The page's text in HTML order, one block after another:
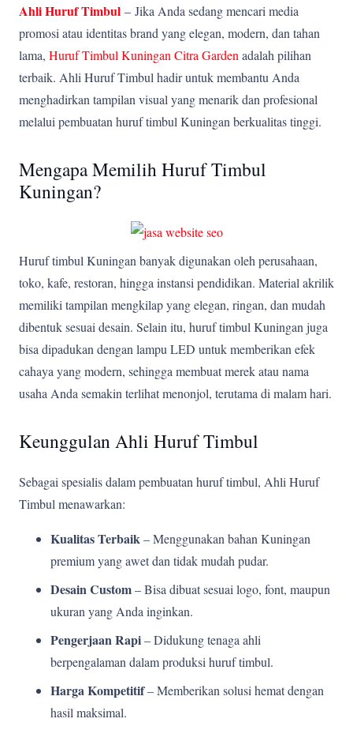
Ahli Huruf Timbul – Jika Anda sedang mencari media
promosi atau identitas brand yang elegan, modern, dan tahan
lama, Huruf Timbul Kuningan Citra Garden adalah pilihan
terbaik. Ahli Huruf Timbul hadir untuk membantu Anda
menghadirkan tampilan visual yang menarik dan profesional
melalui pembuatan huruf timbul Kuningan berkualitas tinggi.
Mengapa Memilih Huruf Timbul
Kuningan?
Huruf timbul Kuningan banyak digunakan oleh perusahaan,
toko, kafe, restoran, hingga instansi pendidikan. Material akrilik
memiliki tampilan mengkilap yang elegan, ringan, dan mudah
dibentuk sesuai desain. Selain itu, huruf timbul Kuningan juga
bisa dipadukan dengan lampu LED untuk memberikan efek
cahaya yang modern, sehingga membuat merek atau nama
usaha Anda semakin terlihat menonjol, terutama di malam hari.
Keunggulan Ahli Huruf Timbul
Sebagai spesialis dalam pembuatan huruf timbul, Ahli Huruf
Timbul menawarkan:
Kualitas Terbaik– Menggunakan bahan Kuningan
premium yang awet dan tidak mudah pudar.
Desain Custom– Bisa dibuat sesuai logo, font, maupun
ukuran yang Anda inginkan.
Pengerjaan Rapi– Didukung tenaga ahli
berpengalaman dalam produksi huruf timbul.
Harga Kompetitif– Memberikan solusi hemat dengan
hasil maksimal.